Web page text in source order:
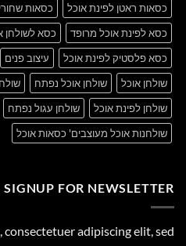
כסאות ראטן לפינת אוכל
כסאות
כסא לפינת אוכל מרופד
כסא לשולחן
כסא פלסטיק לפינת אוכל
עיצוב פנים
שולחן אוכל
שולחן אוכל נפתח
שולחן לפינת אוכל
שולחן עגול נפתח
שולחנות אוכל מעוצבים' כסאות אוכל
SIGNUP FOR NEWSLETTER
adipiscing elit, sed